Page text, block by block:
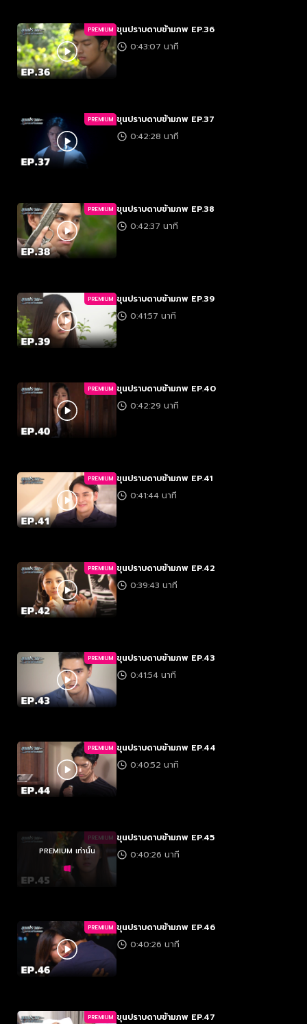
PREMIUM ขุนปราบดาบข้ามภพ EP.36
0:43:07 นาที
PREMIUM ขุนปราบดาบข้ามภพ EP.37
0:42:28 นาที
PREMIUM ขุนปราบดาบข้ามภพ EP.38
0:42:37 นาที
PREMIUM ขุนปราบดาบข้ามภพ EP.39
0:41:57 นาที
PREMIUM ขุนปราบดาบข้ามภพ EP.40
0:42:29 นาที
PREMIUM ขุนปราบดาบข้ามภพ EP.41
0:41:44 นาที
PREMIUM ขุนปราบดาบข้ามภพ EP.42
0:39:43 นาที
PREMIUM ขุนปราบดาบข้ามภพ EP.43
0:41:54 นาที
PREMIUM ขุนปราบดาบข้ามภพ EP.44
0:40:52 นาที
PREMIUM
PREMIUM เท่านั้น
ขุนปราบดาบข้ามภพ EP.45
0:40:26 นาที
PREMIUM ขุนปราบดาบข้ามภพ EP.46
0:40:26 นาที
PREMIUM ขุนปราบดาบข้ามภพ EP.47